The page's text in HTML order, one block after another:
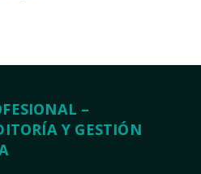
–
Y GESTIÓN